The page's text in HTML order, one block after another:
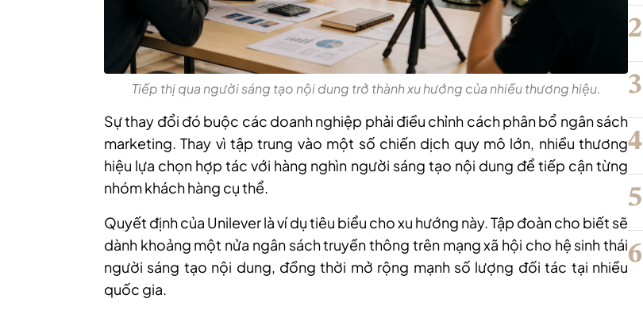
Tiếp thị qua người sáng tạo nội dung trở thành xu hướng của nhiều thương hiệu.
Sự thay đổi đó buộc các doanh nghiệp phải điều chỉnh cách phân bổ ngân sách
marketing. Thay vì tập trung vào một số chiến dịch quy mô lớn, nhiều thương
hiệu lựa chọn hợp tác với hàng nghìn người sáng tạo nội dung để tiếp cận từng
nhóm khách hàng cụ thể.
Quyết định của Unilever là ví dụ tiêu biểu cho xu hướng này. Tập đoàn cho biết sẽ
dành khoảng một nửa ngân sách truyền thông trên mạng xã hội cho hệ sinh thái
người sáng tạo nội dung, đồng thời mở rộng mạnh số lượng đối tác tại nhiều
quốc gia.
2
3
4
5
6